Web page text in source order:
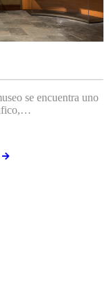
se encuentra uno